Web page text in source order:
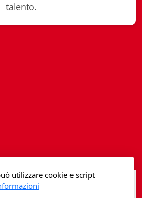
talento.
utilizzare cookie e script